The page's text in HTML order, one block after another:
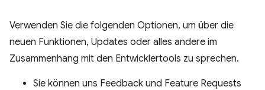
Verwenden Sie die folgenden Optionen, um über die
neuen Funktionen, Updates oder alles andere im
Zusammenhang mit den Entwicklertools zu sprechen.
Sie können uns Feedback und Feature Requests